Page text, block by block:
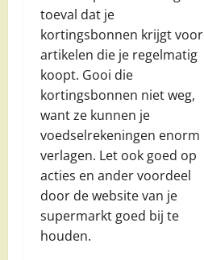
toeval dat je
kortingsbonnen krijgt voor
artikelen die je regelmatig
koopt. Gooi die
kortingsbonnen niet weg,
want ze kunnen je
voedselrekeningen enorm
verlagen. Let ook goed op
acties en ander voordeel
door de website van je
supermarkt goed bij te
houden.